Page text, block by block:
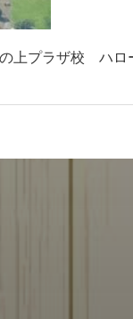
上プラザ校 ハロ